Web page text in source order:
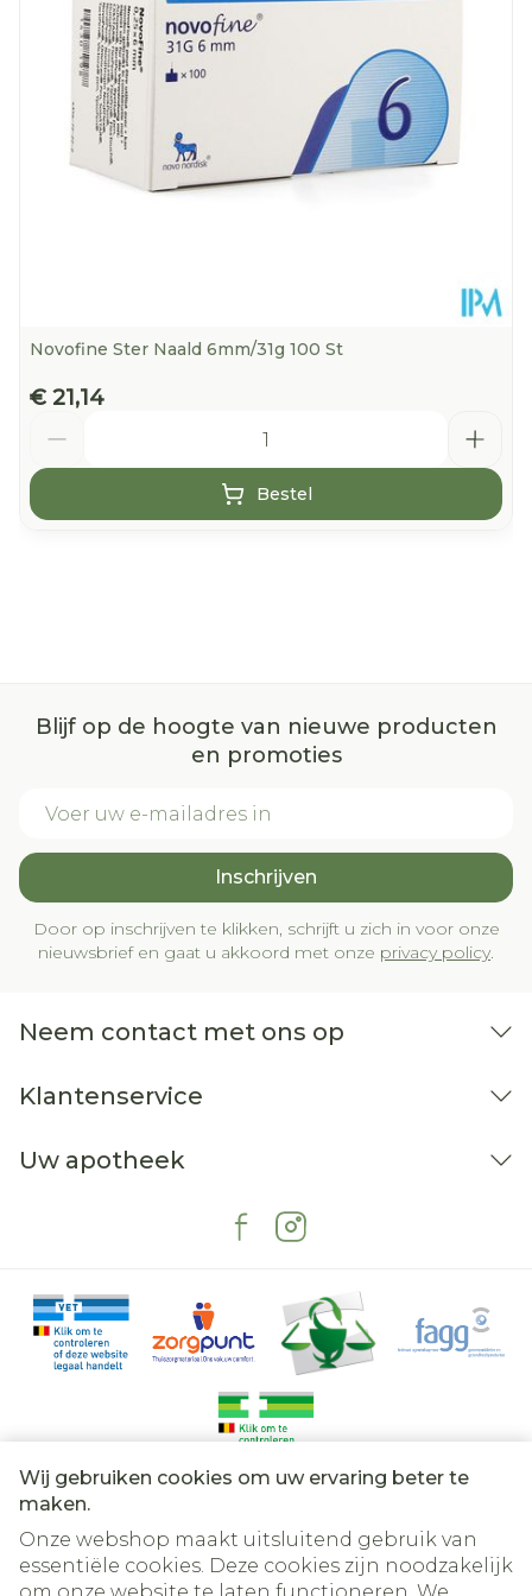
Wij gebruiken cookies om uw ervaring beter te
maken.
Onze webshop maakt uitsluitend gebruik van
essentiële cookies. Deze cookies zijn noodzakelijk
Hoeveelheid
Verpakking
31
Behoud
Kamertemperatuur (15°C -
25°C)
Novofine Ster Naald 6mm/31g 100 St
€ 21,14
Bestel
Blijf op de hoogte van nieuwe producten
en promoties
Inschrijven
Door op inschrijven te klikken, schrijft u zich in voor onze
nieuwsbrief en gaat u akkoord met onze privacy policy.
Neem contact met ons op
Klantenservice
Uw apotheek
Juridische links